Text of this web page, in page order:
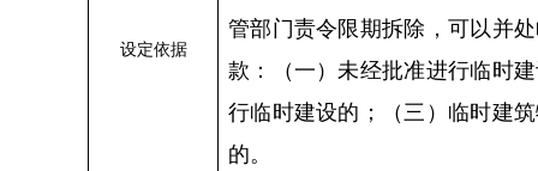
设定依据
管部门责令限期拆除，可以并
款：（一）未经批准进行临时
行临时建设的；（三）临时建
的。